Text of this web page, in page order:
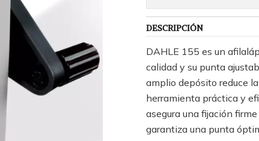
DESCRIPCIÓN
DAHLE 155 es un
calidad y su punta
amplio depósito reduce
herramienta práctica y
asegura una fijación
garantiza una punta